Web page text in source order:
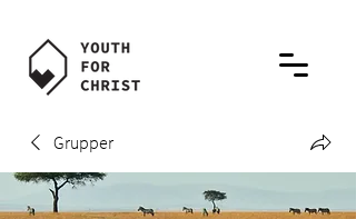
Grupper